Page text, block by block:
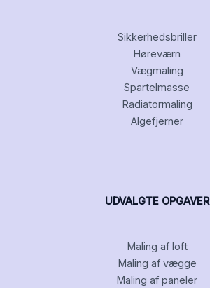
Sikkerhedsbriller
Høreværn
Vægmaling
Spartelmasse
Radiatormaling
Algefjerner
UDVALGTE OPGAVER
Maling af loft
Maling af vægge
Maling af paneler